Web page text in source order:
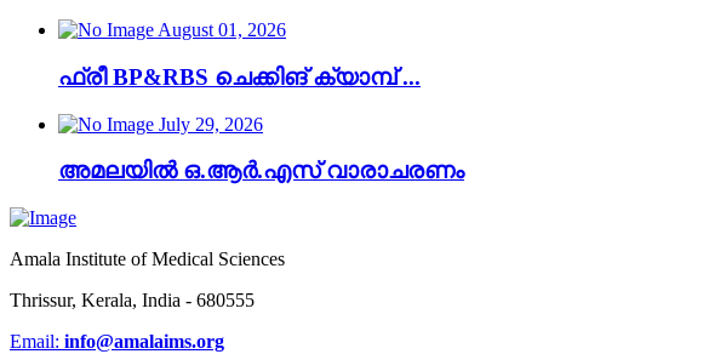
August 01, 2026
ഫ്രീ BP&RBS ചെക്കിങ് ക്യാമ്പ് ...
July 29, 2026
അമലയിൽ ഒ.ആർ.എസ് വാരാചരണം
Amala Institute of Medical Sciences
Thrissur, Kerala, India - 680555
Email: info@amalaims.org